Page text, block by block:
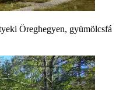
Öreghegyen, gyümölcsfá